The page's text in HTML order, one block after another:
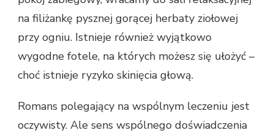
na filiżankę pysznej gorącej herbaty ziołowej
przy ogniu. Istnieje również wyjątkowo
wygodne fotele, na których możesz się ułożyć –
choć istnieje ryzyko skinięcia głową.
Romans polegający na wspólnym leczeniu jest
oczywisty. Ale sens wspólnego doświadczenia